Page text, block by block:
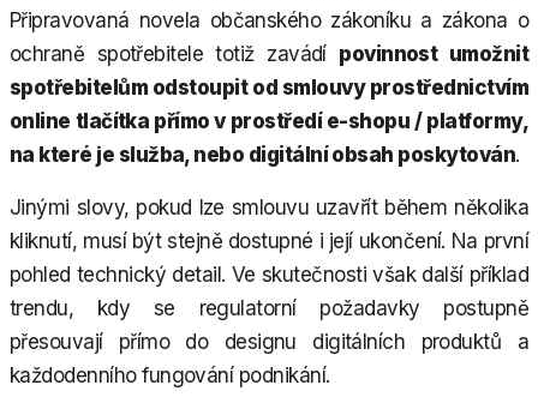
Připravovaná novela občanského zákoníku a zákona o
ochraně spotřebitele totiž zavádí povinnost umožnit
spotřebitelům odstoupit od smlouvy prostřednictvím
online tlačítka přímo v prostředí e-shopu / platformy,
na které je služba, nebo digitální obsah poskytován.
Jinými slovy, pokud lze smlouvu uzavřít během několika
kliknutí, musí být stejně dostupné i její ukončení. Na první
pohled technický detail. Ve skutečnosti však další příklad
trendu, kdy se regulatorní požadavky postupně
přesouvají přímo do designu digitálních produktů a
každodenního fungování podnikání.